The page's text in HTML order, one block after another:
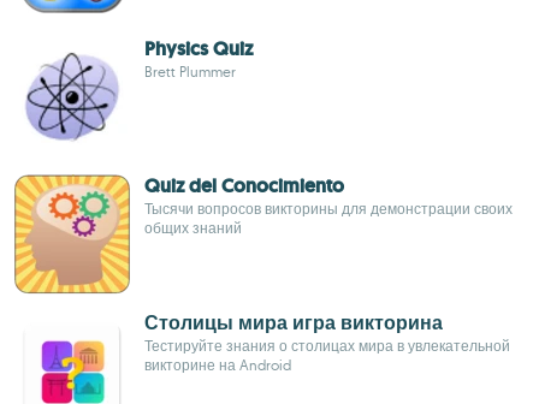
Physics Quiz
Brett Plummer
Quiz del Conocimiento
Тысячи вопросов викторины для демонстрации своих
общих знаний
Столицы мира игра викторина
Тестируйте знания о столицах мира в увлекательной
викторине на Android